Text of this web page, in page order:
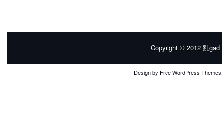
Copyright © 2012 亂gad
Design by Free WordPress Themes